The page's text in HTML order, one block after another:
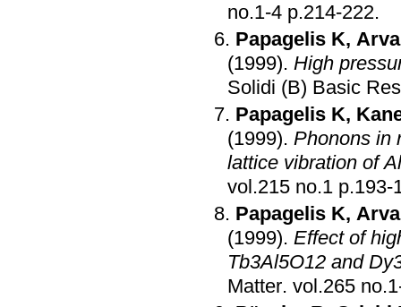
no.1-4 p.214-222.
Papagelis K,
(1999). High
Solidi (B) Basic
Papagelis K,
(1999). Phonons in
lattice vibration of
vol.215 no.1
Papagelis K,
(1999). Effect of
Tb3Al5O12 and
Matter.